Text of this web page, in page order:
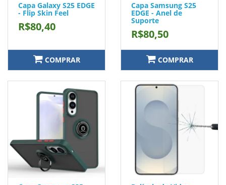
Capa Galaxy S25 EDGE
- Flip Skin Feel
R$80,40
COMPRAR
Capa Samsung S25
EDGE - Anel de
Suporte
R$80,50
COMPRAR